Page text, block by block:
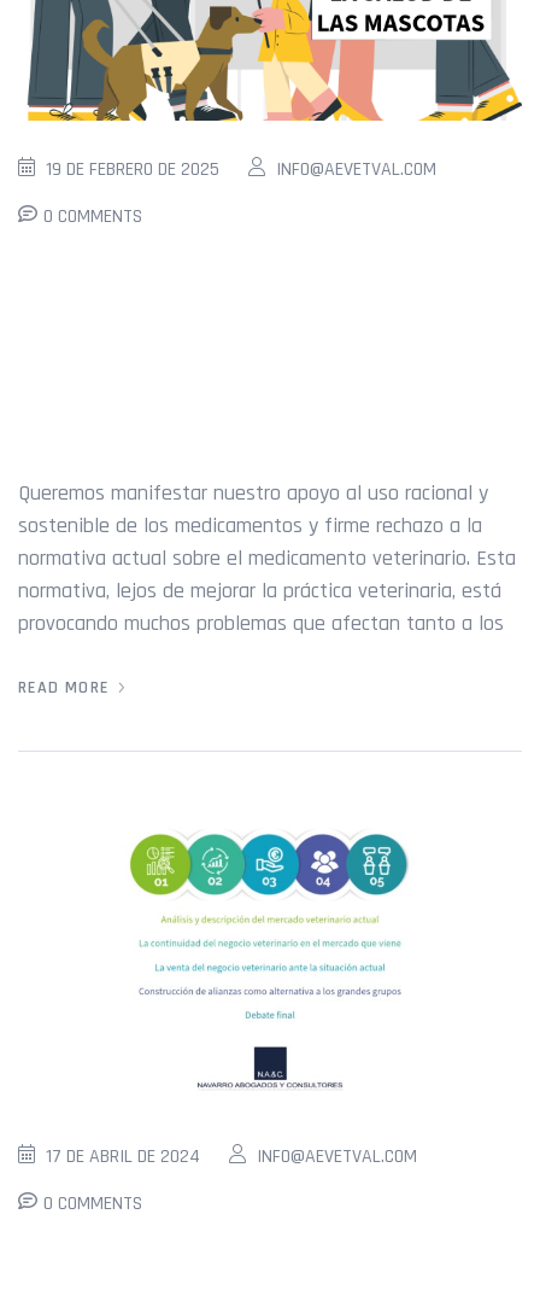
19 DE FEBRERO DE 2025
INFO@AEVETVAL.COM
0 COMMENTS
Queremos manifestar nuestro apoyo al uso racional y
sostenible de los medicamentos y firme rechazo a la
normativa actual sobre el medicamento veterinario. Esta
normativa, lejos de mejorar la práctica veterinaria, está
provocando muchos problemas que afectan tanto a los
READ MORE
17 DE ABRIL DE 2024
INFO@AEVETVAL.COM
0 COMMENTS